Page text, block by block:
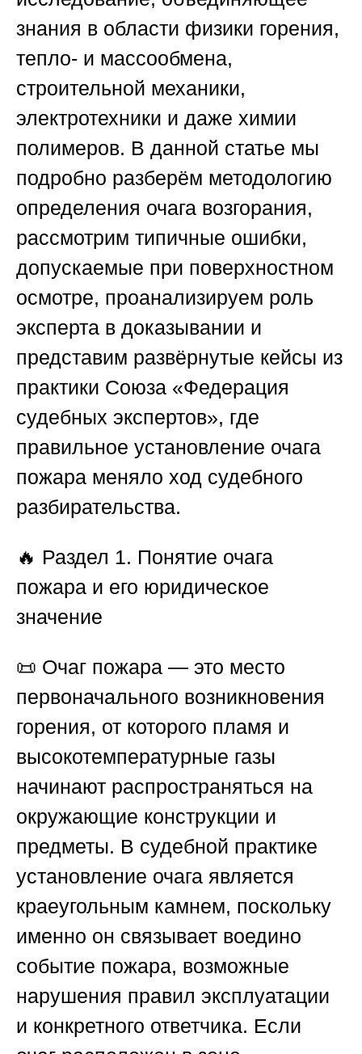
знания в области физики горения,
тепло- и массообмена,
строительной механики,
электротехники и даже химии
полимеров. В данной статье мы
подробно разберём методологию
определения очага возгорания,
рассмотрим типичные ошибки,
допускаемые при поверхностном
осмотре, проанализируем роль
эксперта в доказывании и
представим развёрнутые кейсы из
практики Союза «Федерация
судебных экспертов», где
правильное установление очага
пожара меняло ход судебного
разбирательства.
🔥 Раздел 1. Понятие очага
пожара и его юридическое
значение
📜 Очаг пожара — это место
первоначального возникновения
горения, от которого пламя и
высокотемпературные газы
начинают распространяться на
окружающие конструкции и
предметы. В судебной практике
установление очага является
краеугольным камнем, поскольку
именно он связывает воедино
событие пожара, возможные
нарушения правил эксплуатации
и конкретного ответчика. Если